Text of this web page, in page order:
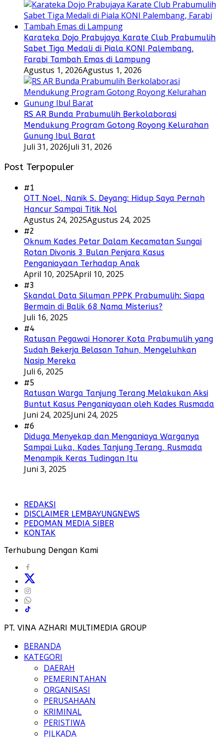
Karateka Dojo Prabujaya Karate Club Prabumulih
Sabet Tiga Medali di Piala KONI Palembang,
Farabi Tambah Emas di Lampung
Agustus 1, 2026Agustus 1, 2026
RS AR Bunda Prabumulih Berkolaborasi
Mendukung Program Gotong Royong Kelurahan
Gunung Ibul Barat
Juli 31, 2026Juli 31, 2026
Post Terpopuler
#1
OTT Noel, Nanik S. Deyang: Hidup Saya Pernah
Hancur Sampai Titik Nol
Agustus 24, 2025Agustus 24, 2025
#2
Oknum Kades Petar Dalam Kecamatan Sungai
Rotan Divonis 3 Bulan Penjara Kasus
Penganiayaan Terhadap Anak
April 10, 2025April 10, 2025
#3
Skandal Data Siluman PPPK Prabumulih: Siapa
Bermain di Balik 68 Nama Misterius?
Juli 16, 2025
#4
Ratusan Pegawai Honorer Kota Prabumulih yang
Sudah Bekerja Belasan Tahun, Mengeluhkan
Nasip Mereka
Juli 6, 2025
#5
Ratusan Warga Tanjung Terang Melakukan Aksi
Buntut Kasus Penganiayaan oleh Kades Rusmada
Juni 24, 2025Juni 24, 2025
#6
Diduga Menyekap dan Menganiaya Warganya
Sampai Luka, Kades Tanjung Terang, Rusmada
Menampik Keras Tudingan Itu
Juni 3, 2025
REDAKSI
DISCLAIMER LEMBAYUNGNEWS
PEDOMAN MEDIA SIBER
KONTAK
Terhubung Dengan Kami
PT. VINA AZHARI MULTIMEDIA GROUP
BERANDA
KATEGORI
DAERAH
PEMERINTAHAN
ORGANISASI
PERUSAHAAN
KRIMINAL
PERISTIWA
PILKADA